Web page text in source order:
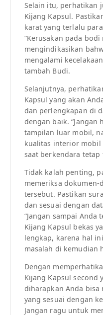
Selain itu, perhatikan
Kijang Kapsul.
karat yang terlalu
“Kerusakan pada
mengindikasikan
mengalami
tambah Budi.
Selanjutnya,
Kapsul yang akan
dan perlengkapan di
dengan baik. “Jangan
tampilan luar mobil,
kualitas interior mobil
saat berkendara tetap
Tidak kalah penting,
memeriksa dokumen-
tersebut. Pastikan
dan sesuai dengan
“Jangan sampai
Kijang Kapsul bekas
lengkap, karena hal
masalah di kemudian
Dengan
Kijang Kapsul second
diharapkan Anda
yang sesuai dengan
Jangan ragu untuk